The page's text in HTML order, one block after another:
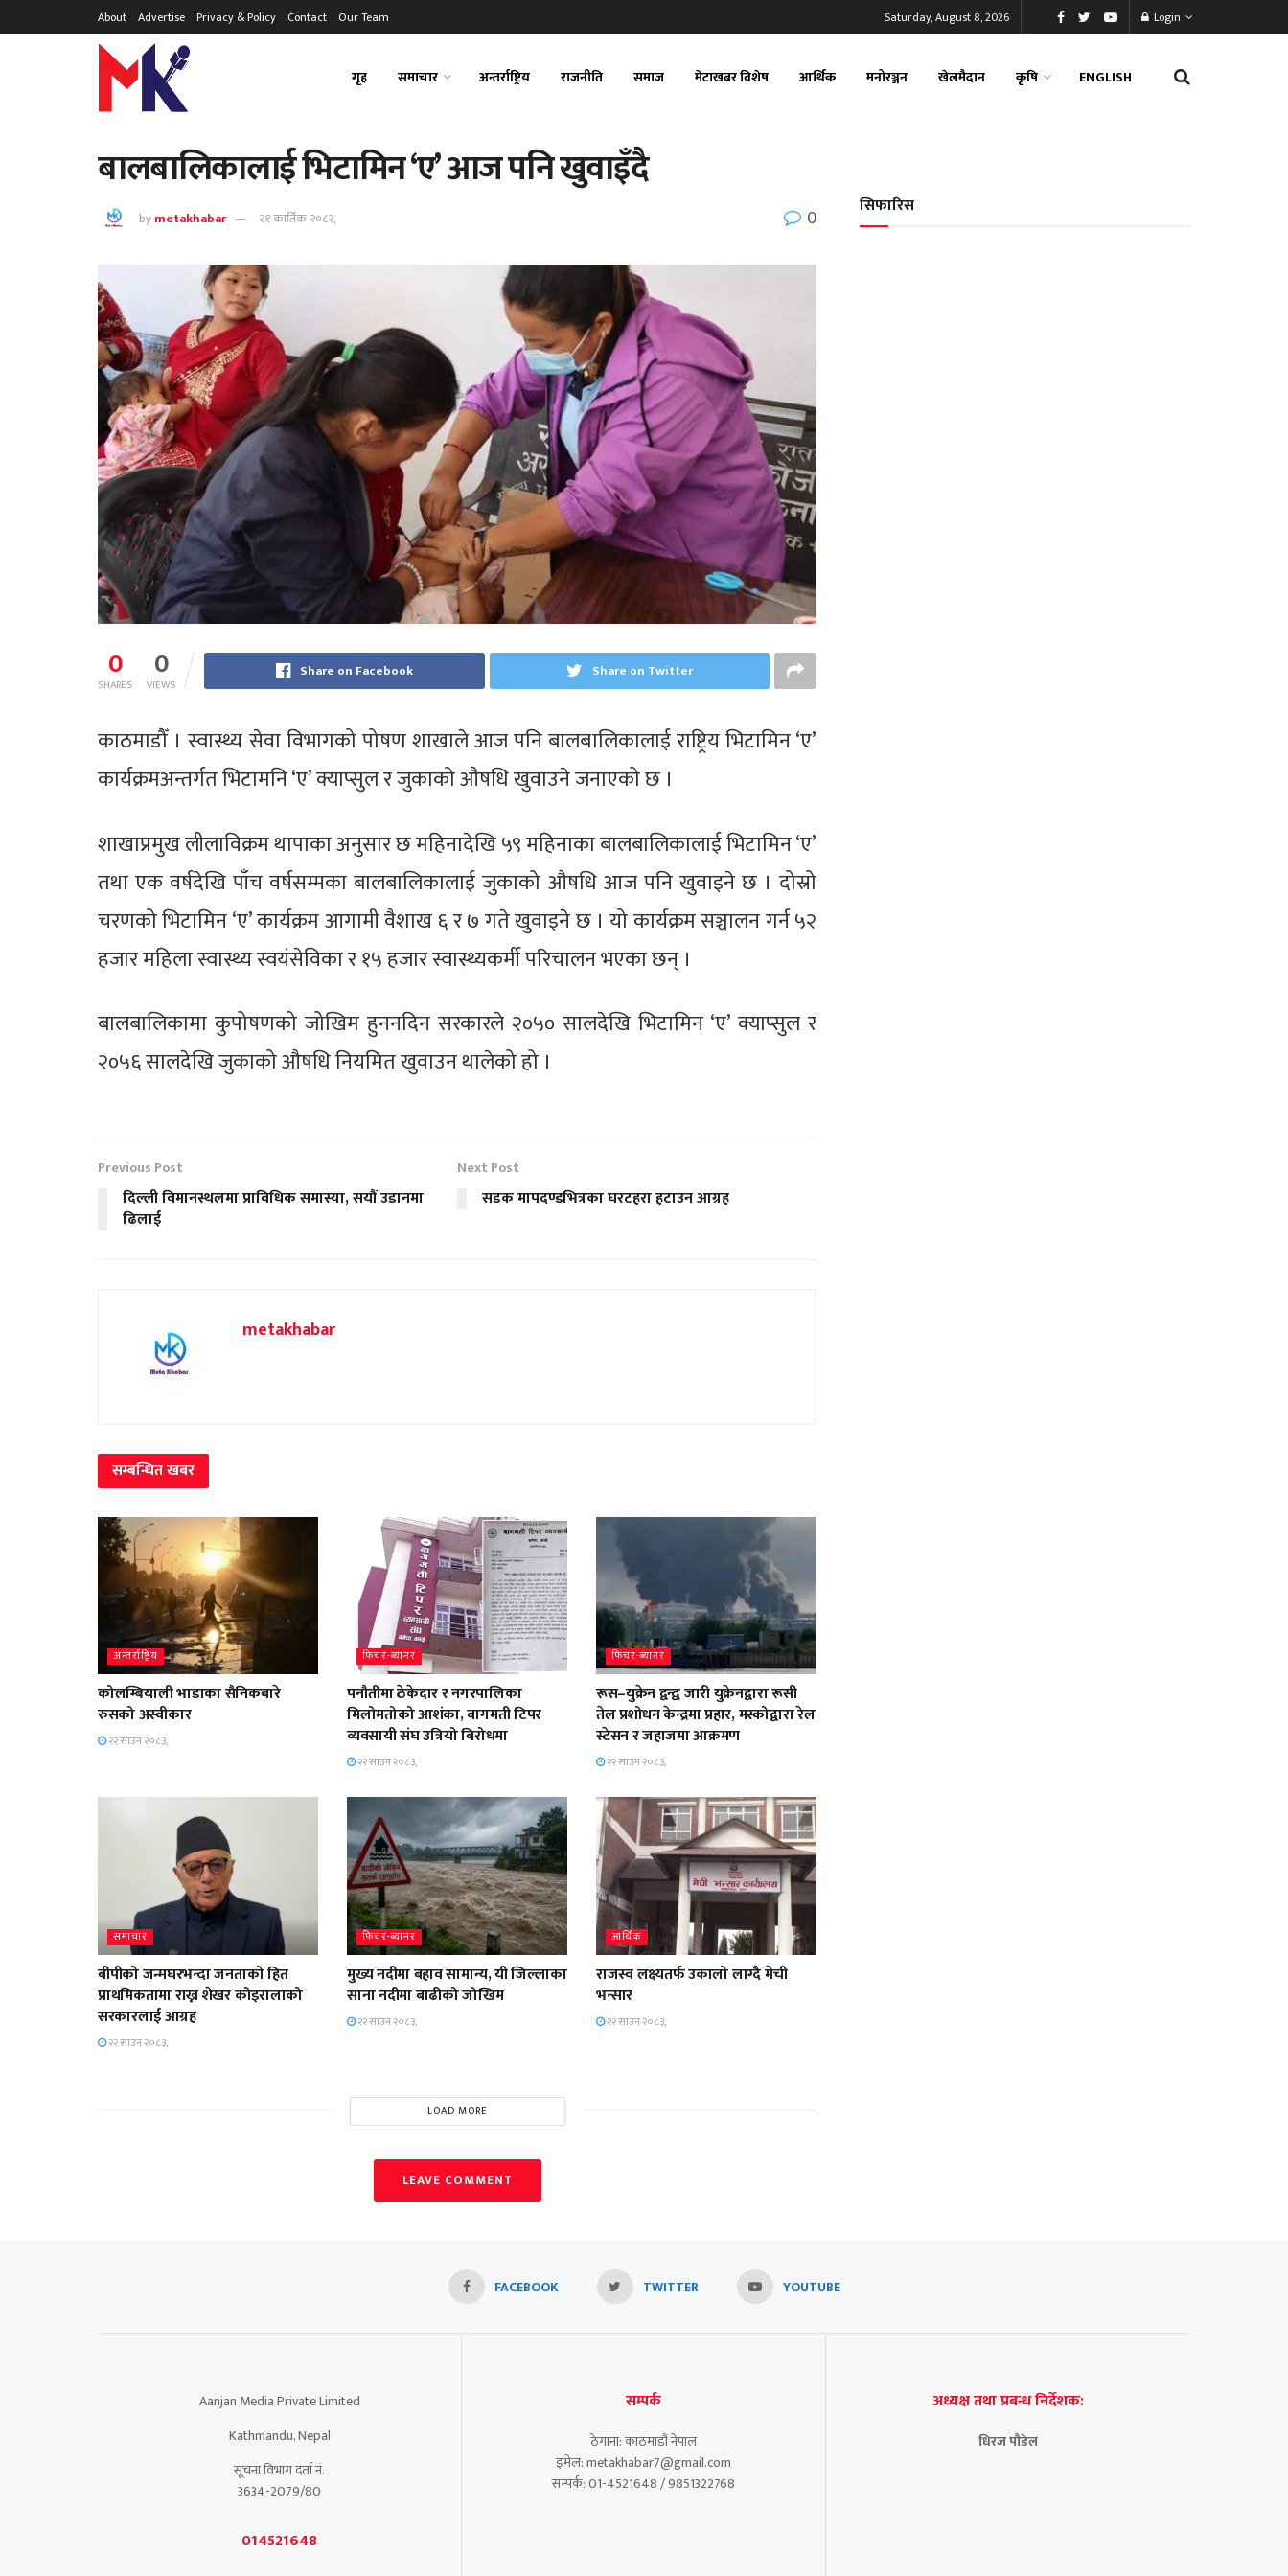
About Advertise Privacy & Policy Contact Our Team Saturday, August 8, 2026 Login
गृह समाचार अन्तर्राष्ट्रिय राजनीति समाज मेटाखबर विशेष आर्थिक मनोरञ्जन खेलमैदान कृषि ENGLISH
बालबालिकालाई भिटामिन ‘ए’ आज पनि खुवाइँदै
bymetakhabar २१ कार्तिक २०८२, 0
0
SHARES 0
VIEWS
Share on Facebook Share on Twitter
काठमाडौँ । स्वास्थ्य सेवा विभागको पोषण शाखाले आज पनि बालबालिकालाई राष्ट्रिय भिटामिन ‘ए’
कार्यक्रमअन्तर्गत भिटामनि ‘ए’ क्याप्सुल र जुकाको औषधि खुवाउने जनाएको छ ।
शाखाप्रमुख लीलाविक्रम थापाका अनुसार छ महिनादेखि ५९ महिनाका बालबालिकालाई भिटामिन ‘ए’
तथा एक वर्षदेखि पाँच वर्षसम्मका बालबालिकालाई जुकाको औषधि आज पनि खुवाइने छ । दोस्रो
चरणको भिटामिन ‘ए’ कार्यक्रम आगामी वैशाख ६ र ७ गते खुवाइने छ । यो कार्यक्रम सञ्चालन गर्न ५२
हजार महिला स्वास्थ्य स्वयंसेविका र १५ हजार स्वास्थ्यकर्मी परिचालन भएका छन् ।
बालबालिकामा कुपोषणको जोखिम हुननदिन सरकारले २०५० सालदेखि भिटामिन ‘ए’ क्याप्सुल र
२०५६ सालदेखि जुकाको औषधि नियमित खुवाउन थालेको हो ।
Previous Post
दिल्ली विमानस्थलमा प्राविधिक समास्या, सयौं उडानमा
ढिलाई
Next Post
सडक मापदण्डभित्रका घरटहरा हटाउन आग्रह
metakhabar
सम्बन्धितखबर
अन्तर्राष्ट्रिय
कोलम्बियाली भाडाका सैनिकबारे
रुसको अस्वीकार
२२ साउन २०८३,
फिचर-ब्यानर
पनौतीमा ठेकेदार र नगरपालिका
मिलोमतोको आशंका, बागमती टिपर
व्यवसायी संघ उत्रियो बिरोधमा
२२ साउन २०८३,
फिचर-ब्यानर
रूस–युक्रेन द्वन्द्व जारी युक्रेनद्वारा रूसी
तेल प्रशोधन केन्द्रमा प्रहार, मस्कोद्वारा रेल
स्टेसन र जहाजमा आक्रमण
२२ साउन २०८३,
समाचार
बीपीको जन्मघरभन्दा जनताको हित
प्राथमिकतामा राख्न शेखर कोइरालाको
सरकारलाई आग्रह
२२ साउन २०८३,
फिचर-ब्यानर
मुख्य नदीमा बहाव सामान्य, यी जिल्लाका
साना नदीमा बाढीको जोखिम
२२ साउन २०८३,
आर्थिक
राजस्व लक्ष्यतर्फ उकालो लाग्दै मेची
भन्सार
२२ साउन २०८३,
LOAD MORE
LEAVE COMMENT
सिफारिस
FACEBOOK TWITTER YOUTUBE
Aanjan Media Private Limited
Kathmandu, Nepal
सूचना विभाग दर्ता नं.
3634-2079/80
014521648
सम्पर्क
ठेगाना: काठमाडौं नेपाल
इमेल: metakhabar7@gmail.com
सम्पर्क: 01-4521648 / 9851322768
अध्यक्ष तथा प्रबन्ध निर्देशक:
धिरज पौडेल